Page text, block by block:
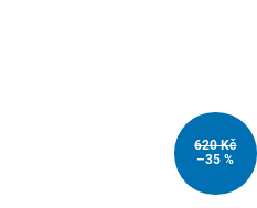
620 Kč
–35 %